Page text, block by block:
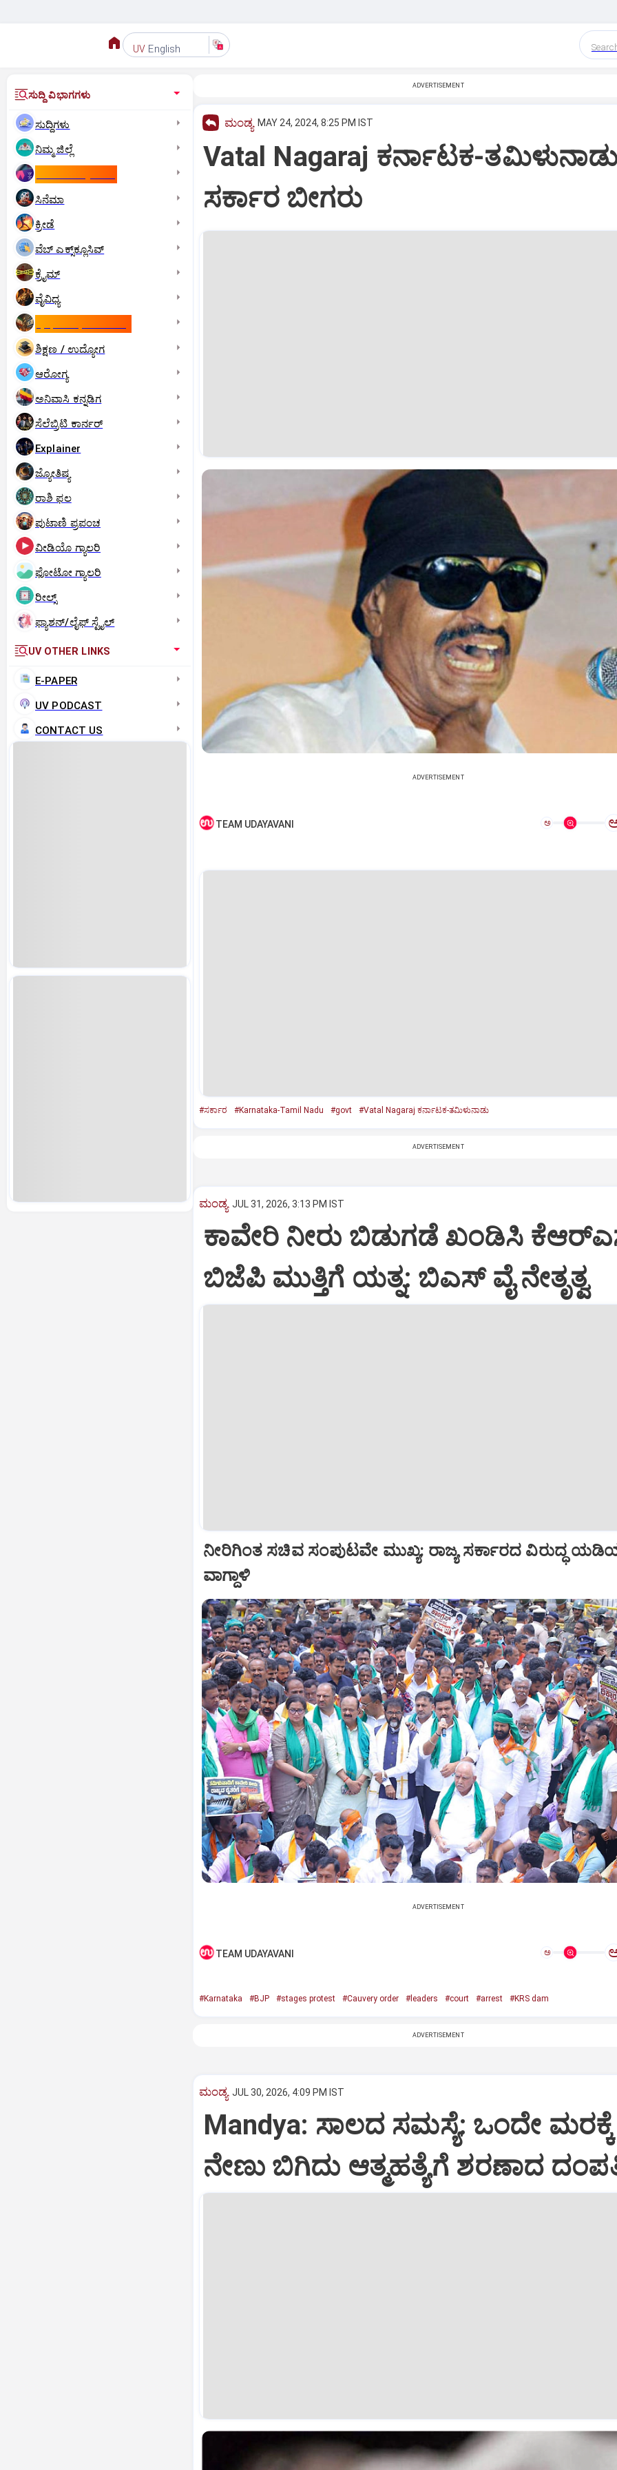
UV English
ಸುದ್ದಿ ವಿಭಾಗಗಳು
ಸುದ್ದಿಗಳು
ನಿಮ್ಮ ಜಿಲ್ಲೆ
ಸಿನೆಮಾ
ಕ್ರೀಡೆ
ವೆಬ್ ಎಕ್ಸ್‌ಕ್ಲೂಸಿವ್
ಕ್ರೈಮ್
ವೈವಿಧ್ಯ
ಶಿಕ್ಷಣ / ಉದ್ಯೋಗ
ಆರೋಗ್ಯ
ಅನಿವಾಸಿ ಕನ್ನಡಿಗ
ಸೆಲೆಬ್ರಿಟಿ ಕಾರ್ನರ್‌
Explainer
ಜ್ಯೋತಿಷ್ಯ
ರಾಶಿ ಫಲ
ಪುಟಾಣಿ ಪ್ರಪಂಚ
ವೀಡಿಯೊ ಗ್ಯಾಲರಿ
ಫೋಟೋ ಗ್ಯಾಲರಿ
ರೀಲ್ಸ್
ಫ್ಯಾಶನ್/ಲೈಫ್‌ ಸ್ಟೈಲ್
UV OTHER LINKS
E-PAPER
UV PODCAST
CONTACT US
ADVERTISEMENT
ಮಂಡ್ಯ MAY 24, 2024, 8:25 PM IST
Vatal Nagaraj ಕರ್ನಾಟಕ-
ಸರ್ಕಾರ ಬೀಗರು
ADVERTISEMENT
TEAM UDAYAVANI ಅ
#ಸರ್ಕಾರ #Karnataka-Tamil Nadu #govt #Vatal Nagaraj ಕರ್ನಾಟಕ-ತಮಿಳುನಾಡು
ADVERTISEMENT
ಮಂಡ್ಯ JUL 31, 2026, 3:13 PM IST
ಕಾವೇರಿ ನೀರು ಬಿಡುಗಡೆ ಖಂಡಿಸಿ
ಬಿಜೆಪಿ ಮುತ್ತಿಗೆ ಯತ್ನ: ಬಿಎಸ್ ವೈ ನೇತೃತ್ವ
ನೀರಿಗಿಂತ ಸಚಿವ ಸಂಪುಟವೇ ಮುಖ್ಯ: ರಾಜ್ಯ ಸರ್ಕಾರದ ವಿರುದ್ಧ
ವಾಗ್ದಾಳಿ
ADVERTISEMENT
TEAM UDAYAVANI ಅ
#Karnataka #BJP #stages protest #Cauvery order #leaders #court #arrest #KRS dam
ADVERTISEMENT
ಮಂಡ್ಯ JUL 30, 2026, 4:09 PM IST
Mandya: ಸಾಲದ ಸಮಸ್ಯೆ: ಒಂದೇ ಮರಕ್ಕೆ
ನೇಣು ಬಿಗಿದು ಆತ್ಮಹತ್ಯೆಗೆ ಶರಣಾದ